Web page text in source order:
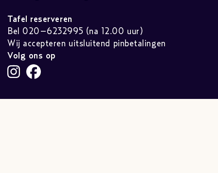
Tafel reserveren
Bel 020–6232995 (na 12.00 uur)
Wij accepteren uitsluitend pinbetalingen
Volg ons op